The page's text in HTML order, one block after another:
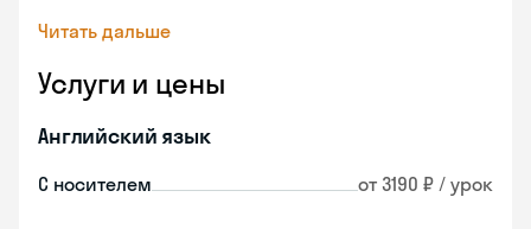
Читать дальше
Услуги и цены
Английский язык
С носителем от 3190 ₽ / урок